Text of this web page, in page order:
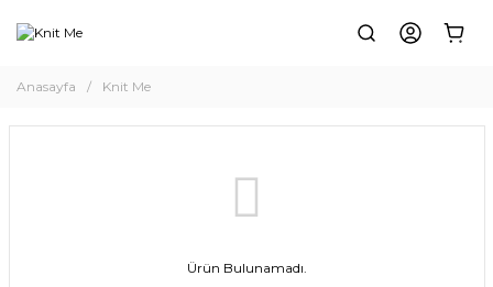
Anasayfa Knit Me
Ürün Bulunamadı.